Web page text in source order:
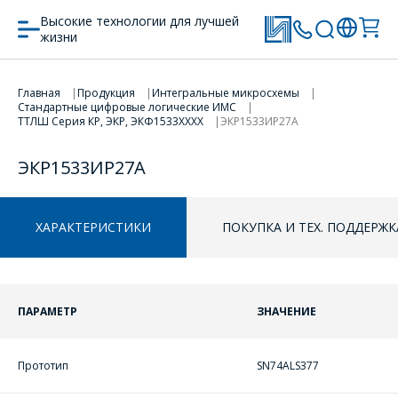
Высокие технологии для лучшей
жизни
Главная Продукция
Интегральные микросхемы
Стандартные цифровые логические ИМС
ТТЛШ Серия КР, ЭКР, ЭКФ1533XXXХ
ЭКР1533ИР27А
ЭКР1533ИР27А
ХАРАКТЕРИСТИКИ ПОКУПКА И ТЕХ.
ПАРАМЕТР ЗНАЧЕНИЕ
Прототип SN74ALS377
ПЕРЕЙТИ В КОРЗИНУ
ОФОРМИТЬ ЗАКАЗ